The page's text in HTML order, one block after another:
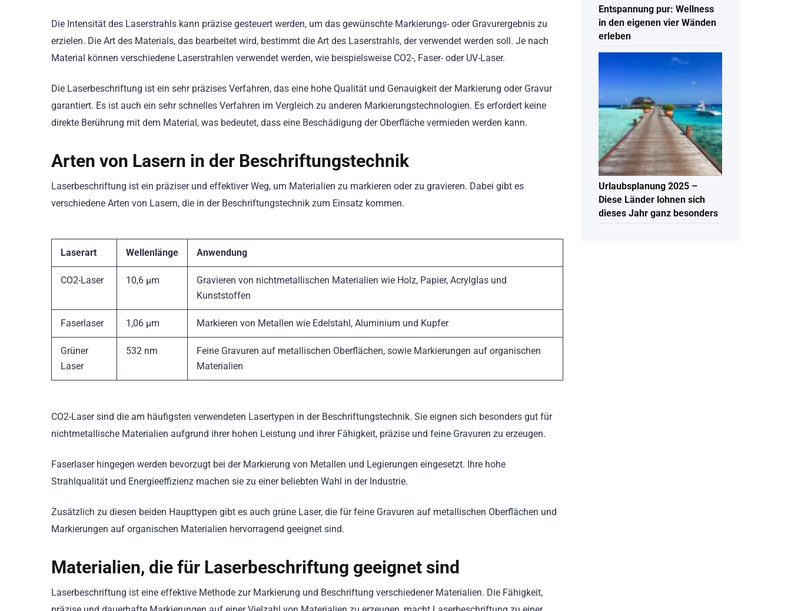
Die Intensität des Laserstrahls kann präzise gesteuert werden, um das gewünschte Markierungs- oder Gravurergebnis zu
erzielen. Die Art des Materials, das bearbeitet wird, bestimmt die Art des Laserstrahls, der verwendet werden soll. Je nach
Material können verschiedene Laserstrahlen verwendet werden, wie beispielsweise CO2-, Faser- oder UV-Laser.
Die Laserbeschriftung ist ein sehr präzises Verfahren, das eine hohe Qualität und Genauigkeit der Markierung oder Gravur
garantiert. Es ist auch ein sehr schnelles Verfahren im Vergleich zu anderen Markierungstechnologien. Es erfordert keine
direkte Berührung mit dem Material, was bedeutet, dass eine Beschädigung der Oberfläche vermieden werden kann.
Arten von Lasern in der Beschriftungstechnik
Laserbeschriftung ist ein präziser und effektiver Weg, um Materialien zu markieren oder zu gravieren. Dabei gibt es
verschiedene Arten von Lasern, die in der Beschriftungstechnik zum Einsatz kommen.
Laserart Wellenlänge Anwendung
CO2-Laser 10,6 µm
Gravieren von nichtmetallischen Materialien wie Holz, Papier, Acrylglas und
Kunststoffen
Faserlaser 1,06 µm Markieren von Metallen wie Edelstahl, Aluminium und Kupfer
Grüner
Laser
532 nm
Feine Gravuren auf metallischen Oberflächen, sowie Markierungen auf organischen
Materialien
CO2-Laser sind die am häufigsten verwendeten Lasertypen in der Beschriftungstechnik. Sie eignen sich besonders gut für
nichtmetallische Materialien aufgrund ihrer hohen Leistung und ihrer Fähigkeit, präzise und feine Gravuren zu erzeugen.
Faserlaser hingegen werden bevorzugt bei der Markierung von Metallen und Legierungen eingesetzt. Ihre hohe
Strahlqualität und Energieeffizienz machen sie zu einer beliebten Wahl in der Industrie.
Zusätzlich zu diesen beiden Haupttypen gibt es auch grüne Laser, die für feine Gravuren auf metallischen Oberflächen und
Markierungen auf organischen Materialien hervorragend geeignet sind.
Materialien, die für Laserbeschriftung geeignet sind
Laserbeschriftung ist eine effektive Methode zur Markierung und Beschriftung verschiedener Materialien. Die Fähigkeit,
Entspannung pur: Wellness
in den eigenen vier Wänden
erleben
Urlaubsplanung 2025 –
Diese Länder lohnen sich
dieses Jahr ganz besonders